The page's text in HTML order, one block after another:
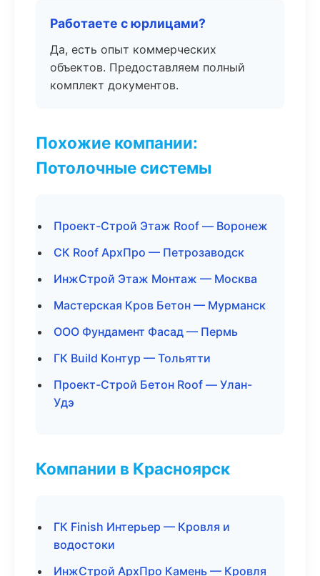
Работаете с юрлицами?
Да, есть опыт коммерческих
объектов. Предоставляем полный
комплект документов.
Похожие компании:
Потолочные системы
Проект-Строй Этаж Roof — Воронеж
СК Roof АрхПро — Петрозаводск
ИнжСтрой Этаж Монтаж — Москва
Мастерская Кров Бетон — Мурманск
ООО Фундамент Фасад — Пермь
ГК Build Контур — Тольятти
Проект-Строй Бетон Roof — Улан-
Удэ
Компании в Красноярск
ГК Finish Интерьер — Кровля и
водостоки
ИнжСтрой АрхПро Камень — Кровля